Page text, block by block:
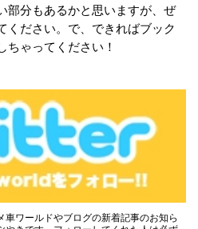
部分もあるかと思いますが、ぜ
ください。で、できればブック
ちゃってください！
ワールドやブログの新着記事のお知ら